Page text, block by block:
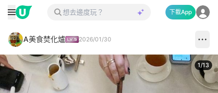
下載App
A美食焚化爐 2026/01/30
1/13